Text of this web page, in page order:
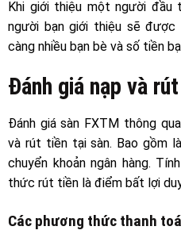
Khi giới thiệu một người
người bạn giới thiệu sẽ được
càng nhiều bạn bè và số tiền
Đánh giá nạp và
Đánh giá sàn FXTM thông
và rút tiền tại sàn. Bao gồm
chuyển khoản ngân hàng.
thức rút tiền là điểm bất lợi
Các phương thức thanh